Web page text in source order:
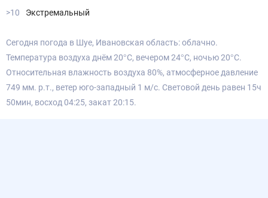
>10
Экстремальный
Сегодня погода в Шуе, Ивановская область: облачно.
Температура воздуха днём 20°С, вечером 24°С, ночью 20°С.
Относительная влажность воздуха 80%, атмосферное давление
749 мм. р.т., ветер юго-западный 1 м/с. Световой день равен 15ч
50мин, восход 04:25, закат 20:15.